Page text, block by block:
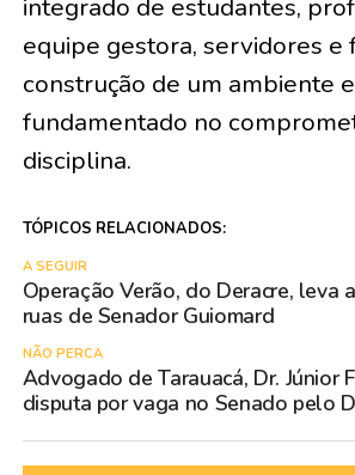
integrado de estudantes,
equipe gestora, servidores e
construção de um ambiente
fundamentado no
disciplina.
TÓPICOS RELACIONADOS:
A SEGUIR
Operação Verão, do Deracre, leva
ruas de Senador Guiomard
NÃO PERCA
Advogado de Tarauacá, Dr. Júnior
disputa por vaga no Senado pelo